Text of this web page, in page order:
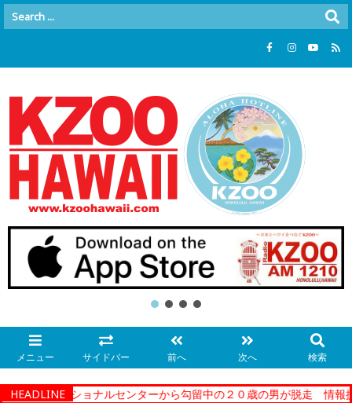
メニュー サイドバー 前へ 次へ 検索
HEADLINE
ーコレクショナルセンターから勾留中の２０歳の男が脱走 情報提